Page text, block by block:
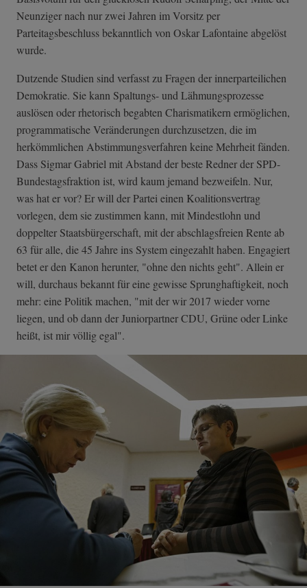
Neunziger nach nur zwei Jahren im Vorsitz per
Parteitagsbeschluss bekanntlich von Oskar Lafontaine abgelöst
wurde.
Dutzende Studien sind verfasst zu Fragen der innerparteilichen
Demokratie. Sie kann Spaltungs- und Lähmungsprozesse
auslösen oder rhetorisch begabten Charismatikern ermöglichen,
programmatische Veränderungen durchzusetzen, die im
herkömmlichen Abstimmungsverfahren keine Mehrheit fänden.
Dass Sigmar Gabriel mit Abstand der beste Redner der SPD-
Bundestagsfraktion ist, wird kaum jemand bezweifeln. Nur,
was hat er vor? Er will der Partei einen Koalitionsvertrag
vorlegen, dem sie zustimmen kann, mit Mindestlohn und
doppelter Staatsbürgerschaft, mit der abschlagsfreien Rente ab
63 für alle, die 45 Jahre ins System eingezahlt haben. Engagiert
betet er den Kanon herunter, "ohne den nichts geht". Allein er
will, durchaus bekannt für eine gewisse Sprunghaftigkeit, noch
mehr: eine Politik machen, "mit der wir 2017 wieder vorne
liegen, und ob dann der Juniorpartner CDU, Grüne oder Linke
heißt, ist mir völlig egal".